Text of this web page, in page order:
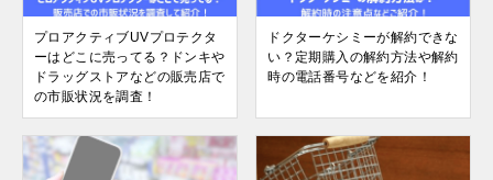
プロアクティブUVプロテクタ
ーはどこに売ってる？ドンキや
ドラッグストアなどの販売店で
の市販状況を調査！
ドクターケシミーが解約できな
い？定期購入の解約方法や解約
時の電話番号などを紹介！